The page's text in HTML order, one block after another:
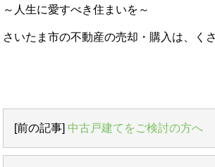
～人生に愛すべき住まいを～
さいたま市の不動産の売却・購入は、く
[前の記事] 中古戸建てをご検討の方へ